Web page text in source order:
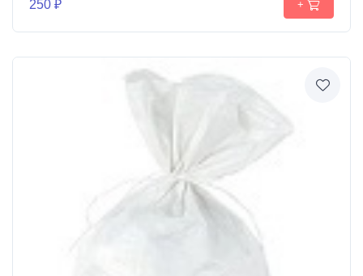
250 ₽ +